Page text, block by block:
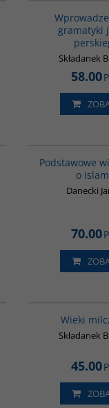
gramatyki
Składanek
58.00
Podstawowe
o
Danecki
70.00
Wieki
Składanek
45.00